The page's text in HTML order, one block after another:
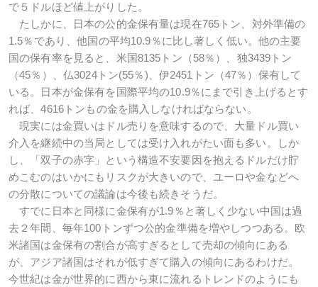
で５ドルほど値上がりした。
たしかに、日本の公的金保有量は現在765トン、対外準備の
1.5％であり、他国の平均10.9％に比し著しく低い。他の主要
国の保有率を見ると、米国8135トン（58％）、独3439トン
（45％）、仏3024トン(55％)、伊2451トン（47％）保有して
いる。日本が金保有を国際平均の10.9％にまで引き上げるとす
れば、4616トンもの金を購入しなければならない。
現実には金買いはドル売りを意味するので、大量ドル買い
介入を継続中の当局としては受け入れがたい面も多い。しか
し、「双子の赤字」という構造不安要因を抱えるドルだけ貯
めこむのはいかにもリスクが大きいので、ユーロや金などへ
の分散についての議論は今後も続きそうだ。
すでに日本と同様に金保有が1.9％と著しく少ない中国は過
去２年間、毎年100トンずつ公的金準備を増やしつつある。欧
米諸国は金保有の割合が高すぎるとして売却の傾向にある
が、アジア諸国はそれが低すぎて購入の傾向にあるわけだ。
今世紀は金が世界的に西から東に流れるトレンドのようにも